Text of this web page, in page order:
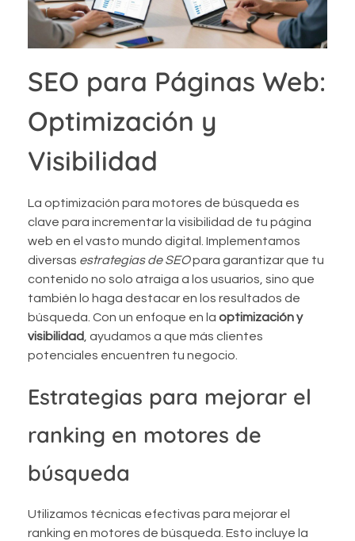
SEO para Páginas Web:
Optimización y
Visibilidad
La optimización para motores de búsqueda es
clave para incrementar la visibilidad de tu página
web en el vasto mundo digital. Implementamos
diversas estrategias de SEOpara garantizar que tu
contenido no solo atraiga a los usuarios, sino que
también lo haga destacar en los resultados de
búsqueda. Con un enfoque en la optimización y
visibilidad , ayudamos a que más clientes
potenciales encuentren tu negocio.
Estrategias para mejorar el
ranking en motores de
búsqueda
Utilizamos técnicas efectivas para mejorar el
ranking en motores de búsqueda. Esto incluye la